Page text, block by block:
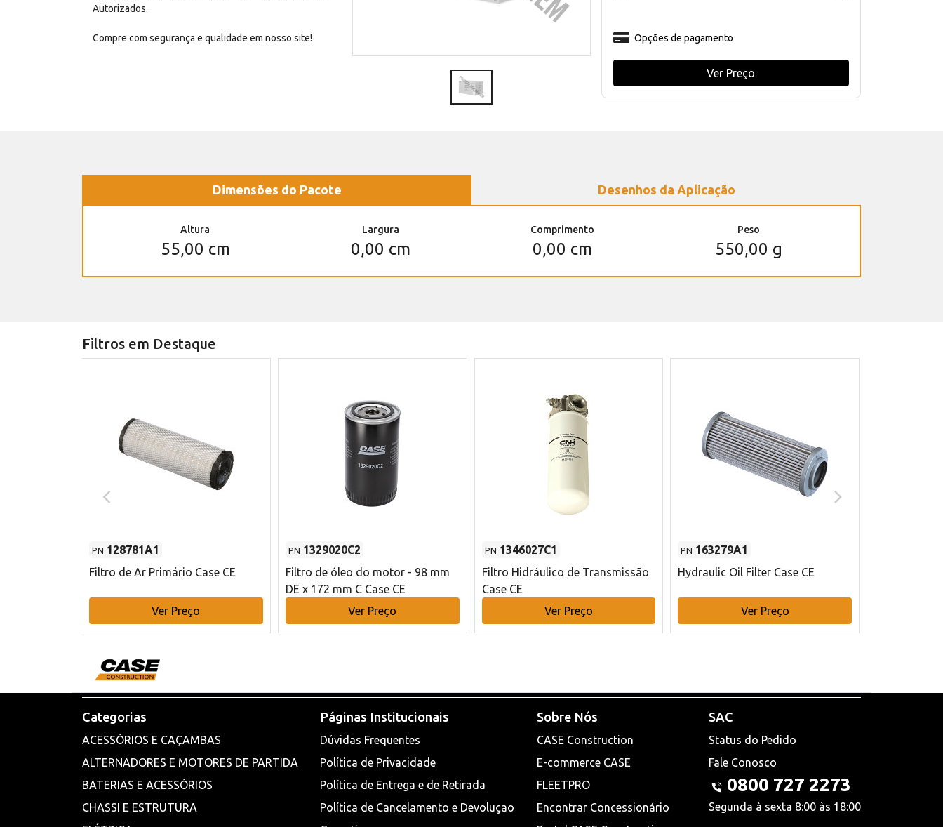
Autorizados.
Compre com segurança e qualidade em nosso site! Opções de pagamento
Ver Preço
Dimensões do Pacote Desenhos da Aplicação
Altura
55,00 cm
Largura
0,00 cm
Comprimento
0,00 cm
Peso
550,00 g
Filtros em Destaque
PN 128781A1
Filtro de Ar Primário Case CE
Ver Preço
PN 1329020C2
Filtro de óleo do motor - 98 mm
DE x 172 mm C Case CE
Ver Preço
PN 1346027C1
Filtro Hidráulico de Transmissão
Case CE
Ver Preço
PN 163279A1
Hydraulic Oil Filter Case CE
Ver Preço
Categorias
ACESSÓRIOS E CAÇAMBAS
ALTERNADORES E MOTORES DE PARTIDA
BATERIAS E ACESSÓRIOS
CHASSI E ESTRUTURA
Páginas Institucionais
Dúvidas Frequentes
Política de Privacidade
Política de Entrega e de Retirada
Política de Cancelamento e Devoluçao
Sobre Nós
CASE Construction
E-commerce CASE
FLEETPRO
Encontrar Concessionário
SAC
Status do Pedido
Fale Conosco
0800 727 2273
Segunda à sexta 8:00 às 18:00